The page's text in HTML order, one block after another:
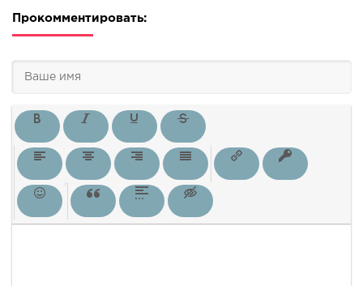
Прокомментировать: